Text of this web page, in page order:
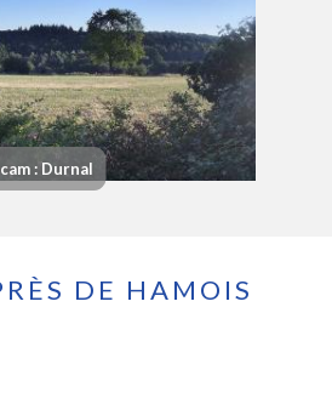
: Durnal
DE HAMOIS